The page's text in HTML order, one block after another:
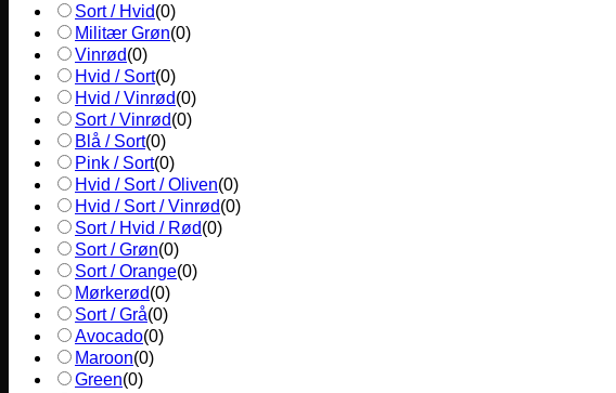
Sort / Hvid(0)
Militær Grøn(0)
Vinrød(0)
Hvid / Sort(0)
Hvid / Vinrød(0)
Sort / Vinrød(0)
Blå / Sort(0)
Pink / Sort(0)
Hvid / Sort / Oliven(0)
Hvid / Sort / Vinrød(0)
Sort / Hvid / Rød(0)
Sort / Grøn(0)
Sort / Orange(0)
Mørkerød(0)
Sort / Grå(0)
Avocado(0)
Maroon(0)
Green(0)